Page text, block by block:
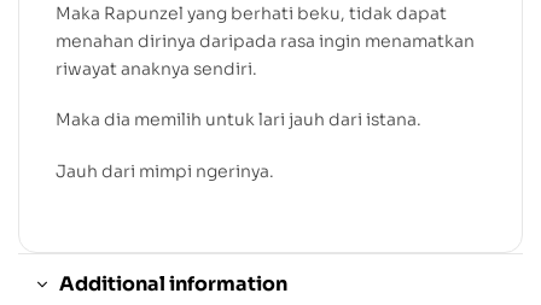
Maka Rapunzel yang berhati beku, tidak dapat
menahan dirinya daripada rasa ingin menamatkan
riwayat anaknya sendiri.
Maka dia memilih untuk lari jauh dari istana.
Jauh dari mimpi ngerinya.
Additional information